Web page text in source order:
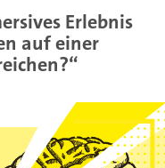
Erlebnis
auf einer